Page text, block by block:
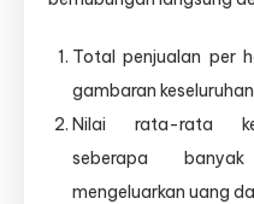
Total penjualan per
gambaran
Nilai rata-rata
seberapa
mengeluarkan uang